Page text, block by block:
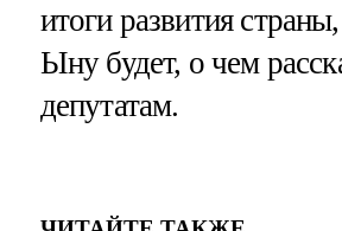
итоги развития
Ыну будет, о чем
депутатам.